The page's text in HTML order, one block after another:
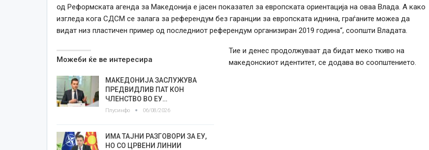
од Реформската агенда за Македонија е јасен показател за европската ориентација на оваа Влада. А како
изгледа кога СДСМ се залага за референдум без гаранции за европската иднина, граѓаните можеа да
видат низ пластичен пример од последниот референдум организиран 2019 година“, соопшти Владата.
Можеби ќе ве интересира
МАКЕДОНИЈА ЗАСЛУЖУВА
ПРЕДВИДЛИВ ПАТ КОН
ЧЛЕНСТВО ВО ЕУ…
Плусинфо 06/08/2026
ИМА ТАЈНИ РАЗГОВОРИ ЗА ЕУ,
НО СО ЦРВЕНИ ЛИНИИ
Тие и денес продолжуваат да бидат меко ткиво на
македонскиот идентитет, се додава во соопштението.